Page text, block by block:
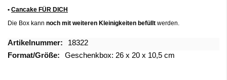
• Cancake FÜR DICH
Die Box kann noch mit weiteren Kleinigkeiten befüllt werden.
Mehr
Informationen
18322
Geschenkbox: 26 x 20 x 10,5 cm